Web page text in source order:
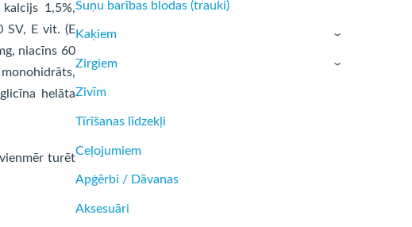
Suņu barības blodas (trauki)
Kaķiem
›
Zirgiem ›
Zivīm
Tīrīšanas līdzekļi
Ceļojumiem
Apģērbi / Dāvanas
Aksesuāri
1,5%,
SV, E vit. (E
niacīns 60
helāta
turēt